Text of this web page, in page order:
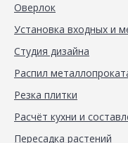
Оверлок
Установка входных и
Студия дизайна
Распил
Резка плитки
Расчёт кухни и
Пересадка растений